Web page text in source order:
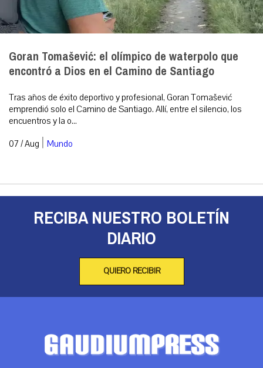
Goran Tomašević: el olímpico de waterpolo que
encontró a Dios en el Camino de Santiago
Tras años de éxito deportivo y profesional, Goran Tomašević
emprendió solo el Camino de Santiago. Allí, entre el silencio, los
encuentros y la o...
07 / Aug | Mundo
RECIBA NUESTRO BOLETÍN
DIARIO
QUIERO RECIBIR